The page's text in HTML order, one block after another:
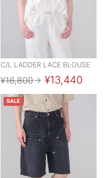
C/L LADDER LACE BLOUSE
¥16,800→ ¥13,440
SALE